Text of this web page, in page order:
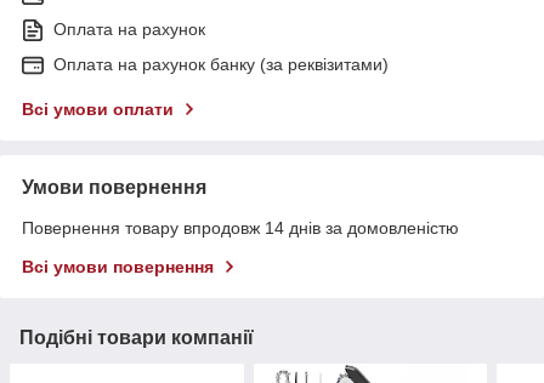
Оплата на рахунок
Оплата на рахунок банку (за реквізитами)
Всі умови оплати
Умови повернення
Повернення товару впродовж 14 днів за домовленістю
Всі умови повернення
Подібні товари компанії